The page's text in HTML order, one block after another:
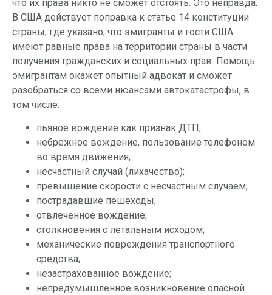
что их права никто не сможет отстоять. Это неправда.
В США действует поправка к статье 14 конституции
страны, где указано, что эмигранты и гости США
имеют равные права на территории страны в части
получения гражданских и социальных прав. Помощь
эмигрантам окажет опытный адвокат и сможет
разобраться со всеми нюансами автокатастрофы, в
том числе:
пьяное вождение как признак ДТП;
небрежное вождение, пользование телефоном
во время движения;
несчастный случай (лихачество);
превышение скорости с несчастным случаем;
пострадавшие пешеходы;
отвлеченное вождение;
столкновения с летальным исходом;
механические повреждения транспортного
средства;
незастрахованное вождение;
непредумышленное возникновение опасной